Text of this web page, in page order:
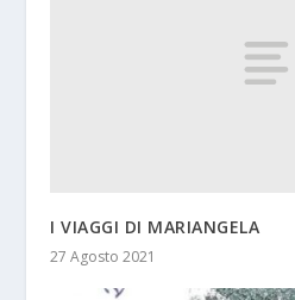
I VIAGGI DI MARIANGELA
27 Agosto 2021